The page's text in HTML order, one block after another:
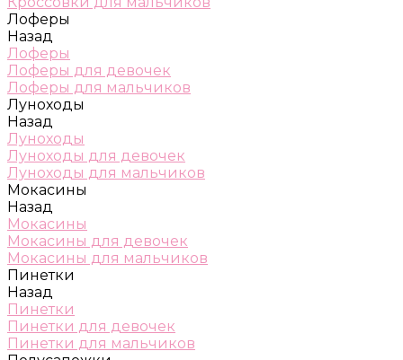
Лоферы
Назад
Лоферы
Лоферы для девочек
Лоферы для мальчиков
Луноходы
Назад
Луноходы
Луноходы для девочек
Луноходы для мальчиков
Мокасины
Назад
Мокасины
Мокасины для девочек
Мокасины для мальчиков
Пинетки
Назад
Пинетки
Пинетки для девочек
Пинетки для мальчиков